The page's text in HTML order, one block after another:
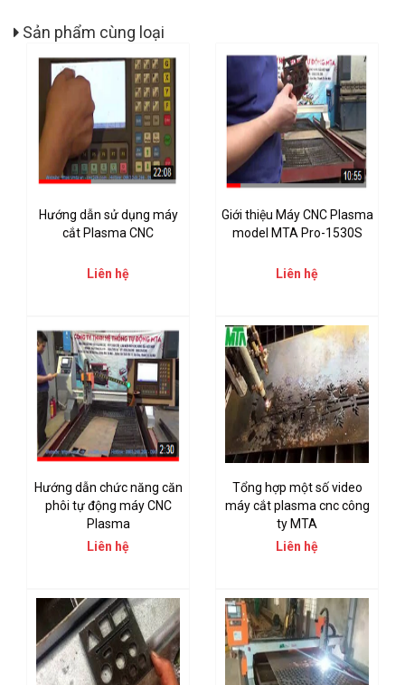
Sản phẩm cùng loại
Hướng dẫn sử dụng máy
cắt Plasma CNC
Liên hệ
Giới thiệu Máy CNC Plasma
model MTA Pro-1530S
Liên hệ
Hướng dẫn chức năng căn
phôi tự động máy CNC
Plasma
Liên hệ
Tổng hợp một số video
máy cắt plasma cnc công
ty MTA
Liên hệ